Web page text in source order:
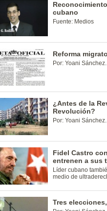
cubano
Fuente: Medios
Reforma
Por: Yoani Sánchez.
¿Antes de la
Revolución?
Por: Yoani Sánchez.
Fidel Castro
entrenen a sus
Líder cubano
medio de
Tres